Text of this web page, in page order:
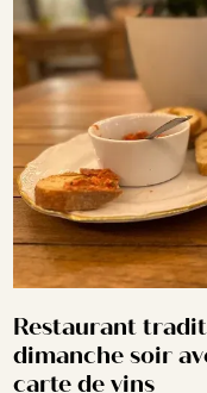
Restaurant
dimanche soir
carte de vins